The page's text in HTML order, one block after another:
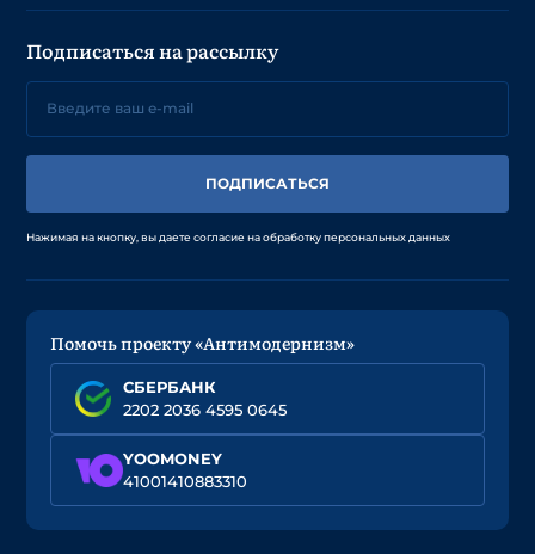
Подписаться на рассылку
ПОДПИСАТЬСЯ
Нажимая на кнопку, вы даете согласие на обработку персональных данных
Помочь проекту «Антимодернизм»
СБЕРБАНК
2202 2036 4595 0645
YOOMONEY
41001410883310